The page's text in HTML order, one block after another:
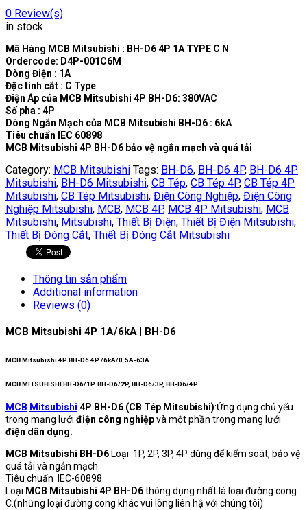
0 Review(s)
in stock
Mã Hàng MCB Mitsubishi : BH-D6 4P 1A TYPE C N
Ordercode: D4P-001C6M
Dòng Điện : 1A
Đặc tính cắt : C Type
Điện Áp của MCB Mitsubishi 4P BH-D6: 380VAC
Số pha : 4P
Dòng Ngắn Mạch của MCB Mitsubishi BH-D6 : 6kA
Tiêu chuẩn IEC 60898
MCB Mitsubishi 4P BH-D6 bảo vệ ngắn mạch và quá tải
Category: MCB Mitsubishi Tags: BH-D6, BH-D6 4P, BH-D6 4P
Mitsubishi, BH-D6 Mitsubishi, CB Tép, CB Tép 4P, CB Tép 4P
Mitsubishi, CB Tép Mitsubishi, Điện Công Nghiệp, Điện Công
Nghiệp Mitsubishi, MCB, MCB 4P, MCB 4P Mitsubishi, MCB
Mitsubishi, Mitsubishi, Thiết Bị Điện, Thiết Bị Điện Mitsubishi,
Thiết Bị Đóng Cắt, Thiết Bị Đóng Cắt Mitsubishi
Thông tin sản phẩm
Additional information
Reviews (0)
MCB Mitsubishi 4P 1A/6kA | BH-D6
MCB Mitsubishi 4P BH-D6 4P /6kA/0.5A-63A
MCB MITSUBISHI BH-D6/1P. BH-D6/2P, BH-D6/3P, BH-D6/4P.
MCB Mitsubishi 4P BH-D6 (CB Tép Mitsubishi):Ứng dụng chủ yếu
trong mạng lưới điện công nghiệpvà một phần trong mạng lưới
điện dân dụng.
MCB Mitsubishi BH-D6 Loại 1P, 2P, 3P, 4P dùng để kiểm soát, bảo vệ
quá tải và ngắn mạch.
Tiêu chuẩn IEC-60898
Loại MCB Mitsubishi 4P BH-D6thông dụng nhất là loại đường cong
C.(những loại đường cong khác vui lòng liên hậ với chúng tôi)